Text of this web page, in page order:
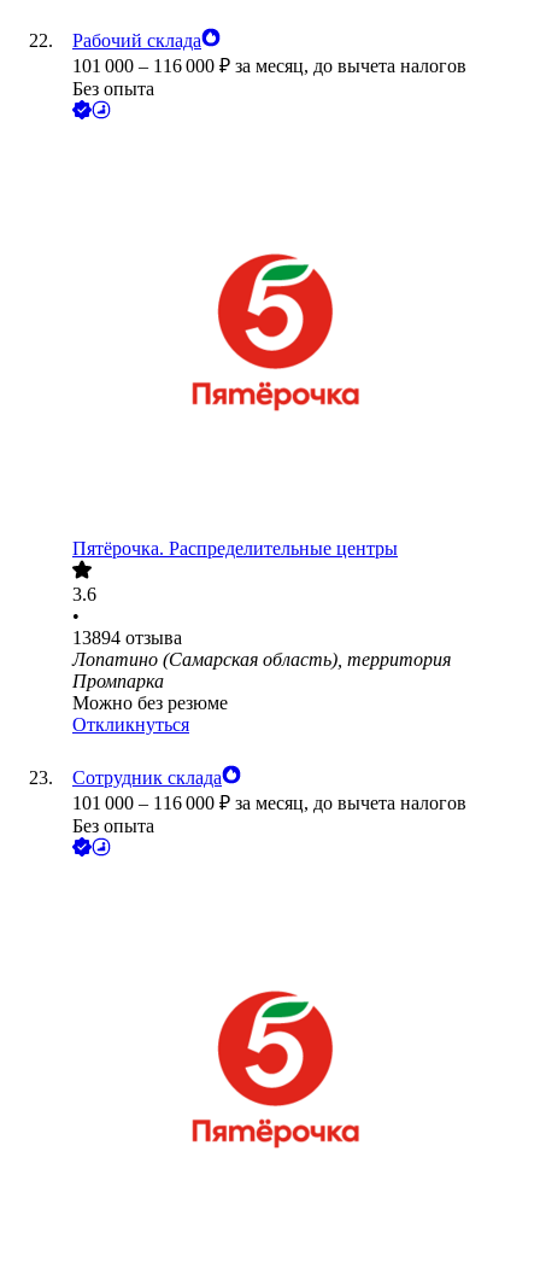
Рабочий склада
101 000 – 116 000 ₽ за месяц, до вычета налогов
Без опыта
Пятёрочка. Распределительные центры
3.6
•
13894 отзыва
Лопатино (Самарская область), территория
Промпарка
Можно без резюме
Откликнуться
Сотрудник склада
101 000 – 116 000 ₽ за месяц, до вычета налогов
Без опыта